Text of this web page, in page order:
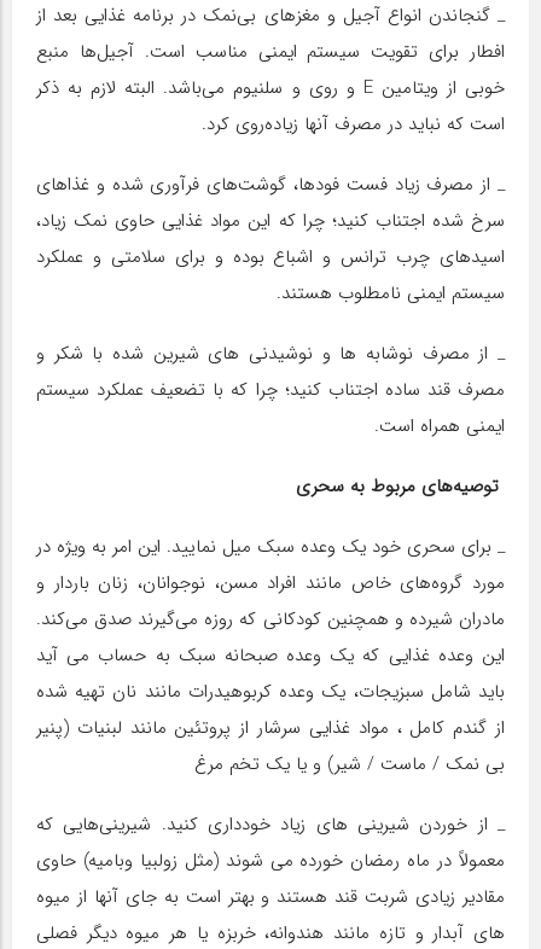
_ گنجاندن انواع آجیل و مغزهای بی‌نمک در برنامه غذایی بعد از
افطار برای تقویت سیستم ایمنی مناسب است. آجیل‌ها منبع
خوبی از ویتامین E و روی و سلنیوم می‌باشد. البته لازم به ذکر
است که نباید در مصرف آنها زیاده‌روی کرد.
_ از مصرف زیاد فست فودها، گوشت‌های فرآوری شده و غذاهای
سرخ شده اجتناب کنید؛ چرا که این مواد غذایی حاوی نمک زیاد،
اسیدهای چرب ترانس و اشباع بوده و برای سلامتی و عملکرد
سیستم ایمنی نامطلوب هستند.
_ از مصرف نوشابه ها و نوشیدنی های شیرین شده با شکر و
مصرف قند ساده اجتناب کنید؛ چرا که با تضعیف عملکرد سیستم
ایمنی همراه است.
توصیه‌های مربوط به سحری
_ برای سحری خود یک وعده سبک میل نمایید. این امر به ویژه در
مورد گروه‌های خاص مانند افراد مسن، نوجوانان، زنان باردار و
مادران شیرده و همچنین کودکانی که روزه می‌گیرند صدق می‌کند.
این وعده غذایی که یک وعده صبحانه سبک به حساب می آید
باید شامل سبزیجات، یک وعده کربوهیدرات مانند نان تهیه شده
از گندم کامل ، مواد غذایی سرشار از پروتئین مانند لبنیات (پنیر
بی نمک / ماست / شیر) و یا یک تخم مرغ
_ از خوردن شیرینی های زیاد خودداری کنید. شیرینی‌هایی که
معمولاً در ماه رمضان خورده می شوند (مثل زولبیا وبامیه) حاوی
مقادیر زیادی شربت قند هستند و بهتر است به جای آنها از میوه
های آبدار و تازه مانند هندوانه، خربزه یا هر میوه دیگر فصلی